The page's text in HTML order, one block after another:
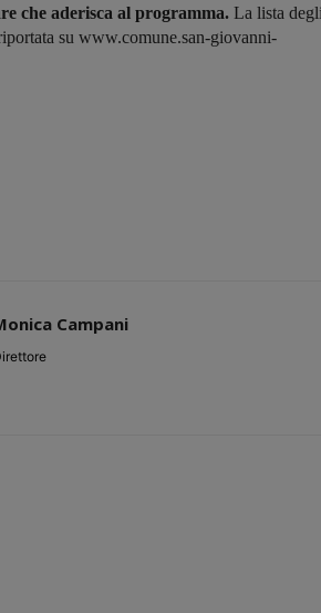
che aderisca al programma. La lista
su www.comune.san-giovanni-
Campani